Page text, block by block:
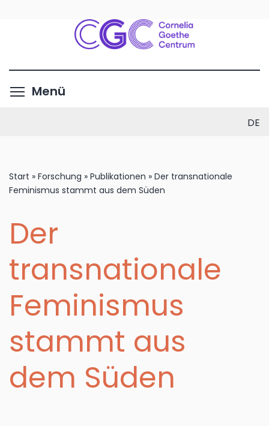
Inhalt
Menü
DE
Start » Forschung » Publikationen » Der transnationale
Feminismus stammt aus dem Süden
Der
transnationale
Feminismus
stammt aus
dem Süden